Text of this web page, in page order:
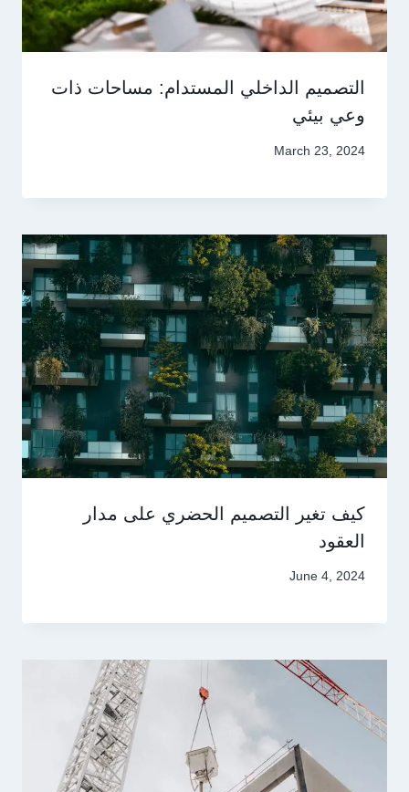
التصميم الداخلي المستدام: مساحات ذات
وعي بيئي
March 23, 2024
كيف تغير التصميم الحضري على مدار
العقود
June 4, 2024